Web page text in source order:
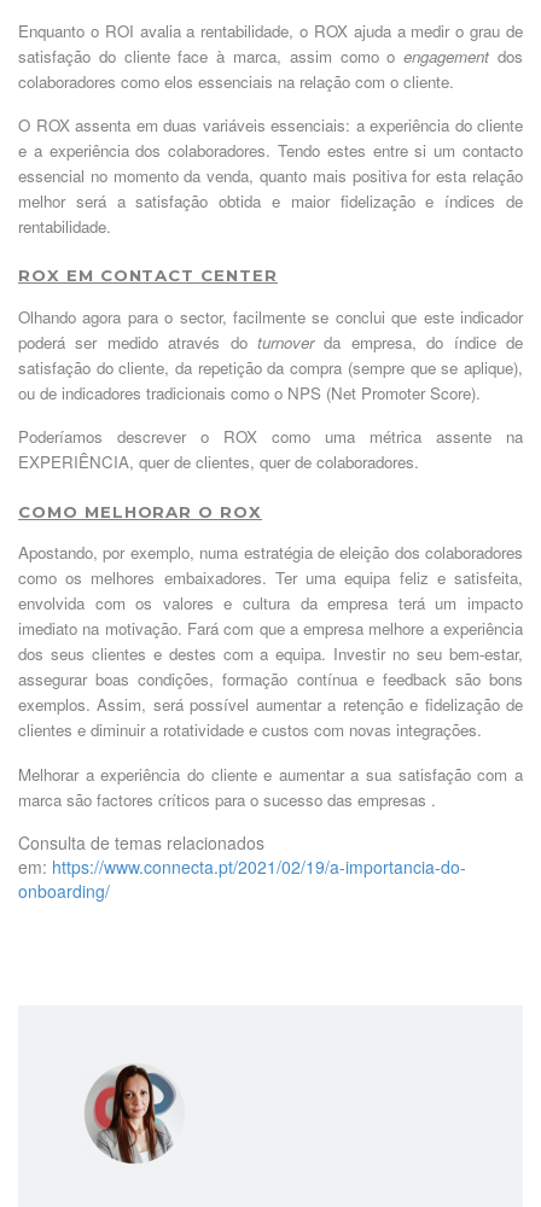
Enquanto o ROI avalia a rentabilidade, o ROX ajuda a medir o grau de
satisfação do cliente face à marca, assim como oengagement dos
colaboradores como elos essenciais na relação com o cliente.
O ROX assenta em duas variáveis essenciais: a experiência do cliente
e a experiência dos colaboradores. Tendo estes entre si um contacto
essencial no momento da venda, quanto mais positiva for esta relação
melhor será a satisfação obtida e maior fidelização e índices de
rentabilidade.
ROX EM CONTACT CENTER
Olhando agora para o sector, facilmente se conclui que este indicador
poderá ser medido através do turnoverda empresa, do índice de
satisfação do cliente, da repetição da compra (sempre que se aplique),
ou de indicadores tradicionais como o NPS (Net Promoter Score).
Poderíamos descrever o ROX como uma métrica assente na
EXPERIÊNCIA, quer de clientes, quer de colaboradores.
COMO MELHORAR O ROX
Apostando, por exemplo, numa estratégia de eleição dos colaboradores
como os melhores embaixadores. Ter uma equipa feliz e satisfeita,
envolvida com os valores e cultura da empresa terá um impacto
imediato na motivação. Fará com que a empresa melhore a experiência
dos seus clientes e destes com a equipa. Investir no seu bem-estar,
assegurar boas condições, formação contínua e feedback são bons
exemplos. Assim, será possível aumentar a retenção e fidelização de
clientes e diminuir a rotatividade e custos com novas integrações.
Melhorar a experiência do cliente e aumentar a sua satisfação com a
marca são factores críticos para o sucesso das empresas .
Consulta de temas relacionados
em: https://www.connecta.pt/2021/02/19/a-importancia-do-
onboarding/